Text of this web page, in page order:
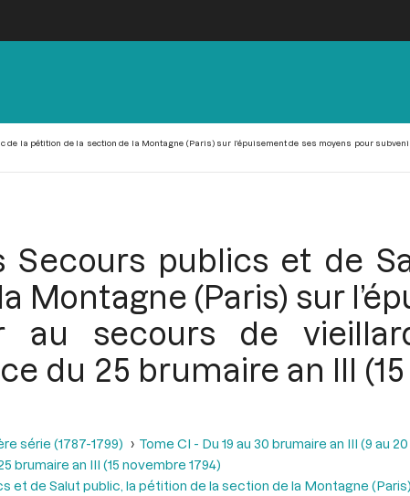
de la pétition de la section de la Montagne (Paris) sur l’épuisement de ses moyens pour
Secours publics et de
Montagne (Paris) sur
au secours de
du 25 brumaire an III
série (1787-1799)
Tome CI - Du 19 au 30 brumaire an III (9 au
brumaire an III (15 novembre 1794)
de Salut public, la pétition de la section de la Montagne